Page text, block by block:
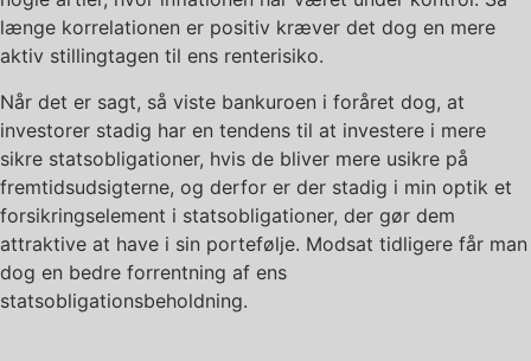
længe korrelationen er positiv kræver det dog en mere
aktiv stillingtagen til ens renterisiko.
Når det er sagt, så viste bankuroen i foråret dog, at
investorer stadig har en tendens til at investere i mere
sikre statsobligationer, hvis de bliver mere usikre på
fremtidsudsigterne, og derfor er der stadig i min optik et
forsikringselement i statsobligationer, der gør dem
attraktive at have i sin portefølje. Modsat tidligere får man
dog en bedre forrentning af ens
statsobligationsbeholdning.